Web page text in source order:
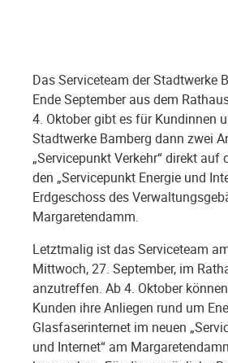
Das Serviceteam der Stadtwerke
Ende September aus dem
4. Oktober gibt es für Kundinnen
Stadtwerke Bamberg dann zwei
„Servicepunkt Verkehr“ direkt auf
den „Servicepunkt Energie und
Erdgeschoss des
Margaretendamm.
Letztmalig ist das Serviceteam
Mittwoch, 27. September, im
anzutreffen. Ab 4. Oktober
Kunden ihre Anliegen rund um
Glasfaserinternet im neuen
und Internet“ am